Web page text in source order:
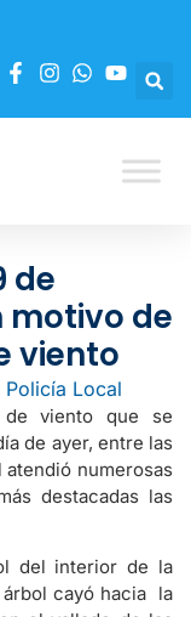
de
motivo de
viento
Policía Local
viento que se
de ayer, entre las
atendió numerosas
destacadas las
del interior de la
cayó hacia la